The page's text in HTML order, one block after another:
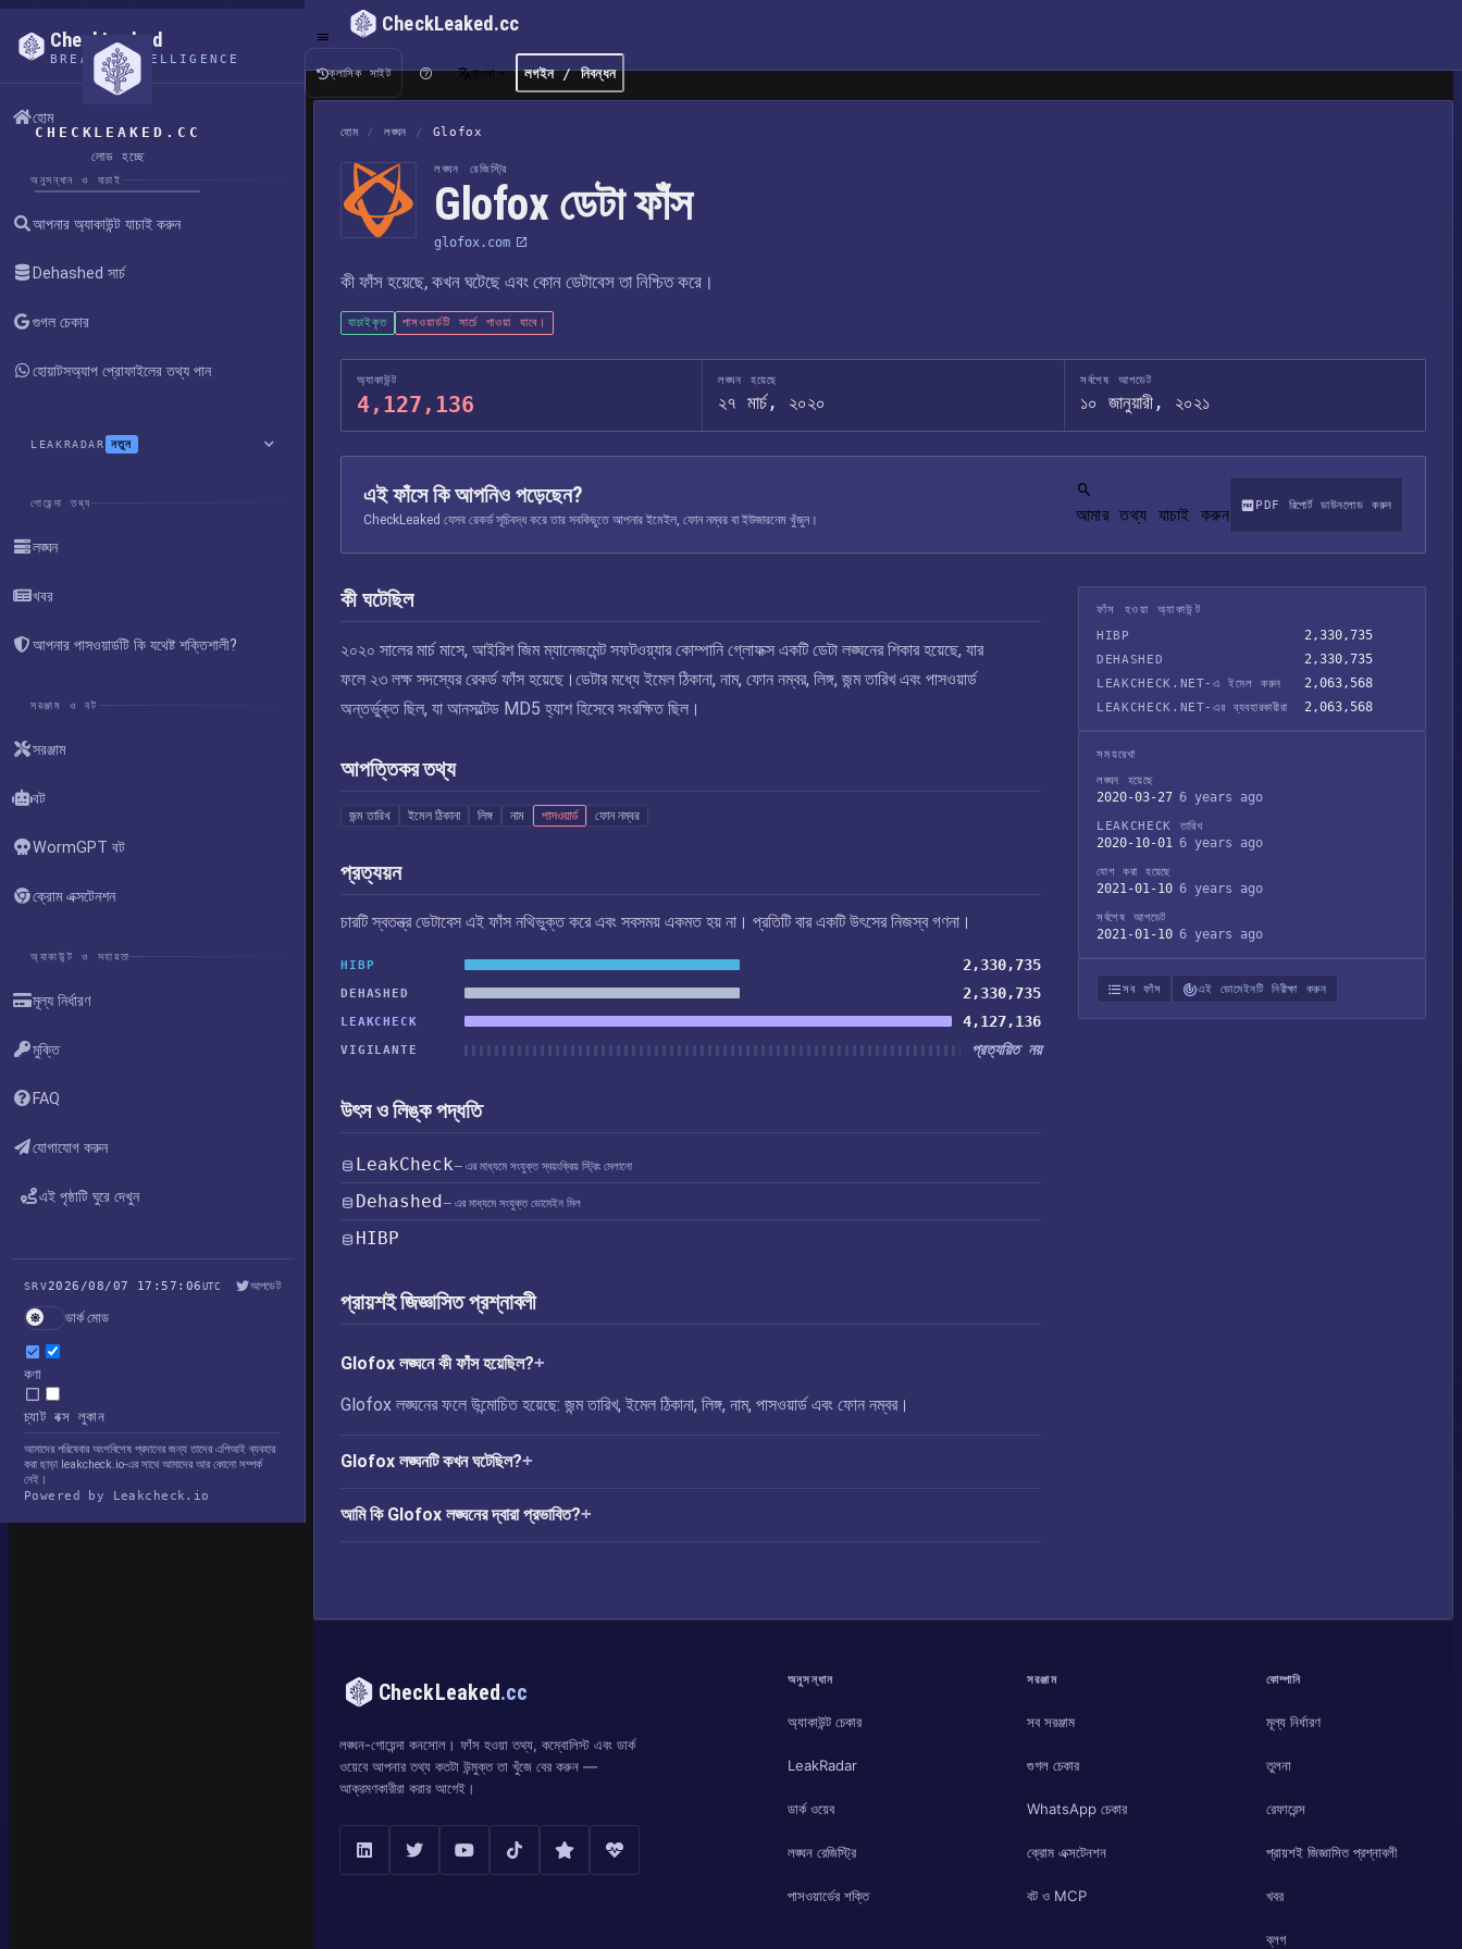
CHECKLEAKED.CC
লোড হচ্ছে
CheckLeaked
BREACH INTELLIGENCE
হোম
অনুসন্ধান ও যাচাই
আপনার অ্যাকাউন্ট যাচাই করুন
Dehashed সার্চ
গুগল চেকার
হোয়াটসঅ্যাপ প্রোফাইলের তথ্য পান
LEAKRADAR নতুন
গোয়েন্দা তথ্য
লঙ্ঘন
খবর
আপনার পাসওয়ার্ডটি কি যথেষ্ট শক্তিশালী?
সরঞ্জাম ও বট
সরঞ্জাম
বট
WormGPT বট
ক্রোম এক্সটেনশন
অ্যাকাউন্ট ও সহায়তা
মূল্য নির্ধারণ
মুক্তি
FAQ
যোগাযোগ করুন
এই পৃষ্ঠাটি ঘুরে দেখুন
SRV2026/08/07 17:57:06UTC আপডেট
ডার্ক মোড
কণা
চ্যাট বক্স লুকান
আমাদের পরিষেবার অংশবিশেষ প্রদানের জন্য তাদের এপিআই ব্যবহার
করা ছাড়া leakcheck.io-এর সাথে আমাদের আর কোনো সম্পর্ক
নেই।
Powered by Leakcheck.io
CheckLeaked.cc
ক্লাসিক সাইট বাংলা লগইন / নিবন্ধন
হোম / লঙ্ঘন / Glofox
লঙ্ঘন রেজিস্ট্রি
Glofox ডেটা ফাঁস
glofox.com
কী ফাঁস হয়েছে, কখন ঘটেছে এবং কোন ডেটাবেস তা নিশ্চিত করে।
যাচাইকৃত পাসওয়ার্ডটি সার্চে পাওয়া যাবে।
অ্যাকাউন্ট
4,127,136
লঙ্ঘন হয়েছে
২৭ মার্চ, ২০২০
সর্বশেষ আপডেট
১০ জানুয়ারী, ২০২১
এই ফাঁসে কি আপনিও পড়েছেন?
CheckLeaked যেসব রেকর্ড সূচিবদ্ধ করে তার সবকিছুতে আপনার ইমেইল, ফোন নম্বর বা ইউজারনেম খুঁজুন। আমার তথ্য যাচাই করুন PDF রিপোর্ট ডাউনলোড করুন
কী ঘটেছিল
২০২০ সালের মার্চ মাসে, আইরিশ জিম ম্যানেজমেন্ট সফটওয়্যার কোম্পানি গ্লোফক্স একটি ডেটা লঙ্ঘনের শিকার হয়েছে, যার
ফলে ২৩ লক্ষ সদস্যের রেকর্ড ফাঁস হয়েছে।ডেটার মধ্যে ইমেল ঠিকানা, নাম, ফোন নম্বর, লিঙ্গ, জন্ম তারিখ এবং পাসওয়ার্ড
অন্তর্ভুক্ত ছিল, যা আনসল্টেড MD5 হ্যাশ হিসেবে সংরক্ষিত ছিল।
আপত্তিকর তথ্য
জন্ম তারিখ ইমেল ঠিকানা লিঙ্গ নাম পাসওয়ার্ড ফোন নম্বর
প্রত্যয়ন
চারটি স্বতন্ত্র ডেটাবেস এই ফাঁস নথিভুক্ত করে এবং সবসময় একমত হয় না। প্রতিটি বার একটি উৎসের নিজস্ব গণনা।
HIBP 2,330,735
DEHASHED 2,330,735
LEAKCHECK 4,127,136
VIGILANTE প্রত্যয়িত নয়
উৎস ও লিঙ্ক পদ্ধতি
LeakCheck— এর মাধ্যমে সংযুক্ত স্বয়ংক্রিয় স্ট্রিং মেলানো
Dehashed— এর মাধ্যমে সংযুক্ত ডোমেইন মিল
HIBP
প্রায়শই জিজ্ঞাসিত প্রশ্নাবলী
Glofox লঙ্ঘনে কী ফাঁস হয়েছিল?
Glofox লঙ্ঘনের ফলে উন্মোচিত হয়েছে: জন্ম তারিখ, ইমেল ঠিকানা, লিঙ্গ, নাম, পাসওয়ার্ড এবং ফোন নম্বর।
Glofox লঙ্ঘনটি কখন ঘটেছিল?
আমি কি Glofox লঙ্ঘনের দ্বারা প্রভাবিত?
ফাঁস হওয়া অ্যাকাউন্ট
HIBP
2,330,735
DEHASHED 2,330,735
LEAKCHECK.NET-এ ইমেল করুন 2,063,568
LEAKCHECK.NET-এর ব্যবহারকারীরা 2,063,568
সময়রেখা
লঙ্ঘন হয়েছে
2020-03-27 6 years ago
LEAKCHECK তারিখ
2020-10-01 6 years ago
যোগ করা হয়েছে
2021-01-10 6 years ago
সর্বশেষ আপডেট
2021-01-10 6 years ago
সব ফাঁস এই ডোমেইনটি নিরীক্ষা করুন
CheckLeaked.cc
লঙ্ঘন-গোয়েন্দা কনসোল। ফাঁস হওয়া তথ্য, কম্বোলিস্ট এবং ডার্ক
ওয়েবে আপনার তথ্য কতটা উন্মুক্ত তা খুঁজে বের করুন —
আক্রমণকারীরা করার আগেই।
অনুসন্ধান
অ্যাকাউন্ট চেকার
LeakRadar
ডার্ক ওয়েব
লঙ্ঘন রেজিস্ট্রি
পাসওয়ার্ডের শক্তি
সরঞ্জাম
সব সরঞ্জাম
গুগল চেকার
WhatsApp চেকার
ক্রোম এক্সটেনশন
বট ও MCP
কোম্পানি
মূল্য নির্ধারণ
তুলনা
রেফারেন্স
প্রায়শই জিজ্ঞাসিত প্রশ্নাবলী
খবর
ব্লগ